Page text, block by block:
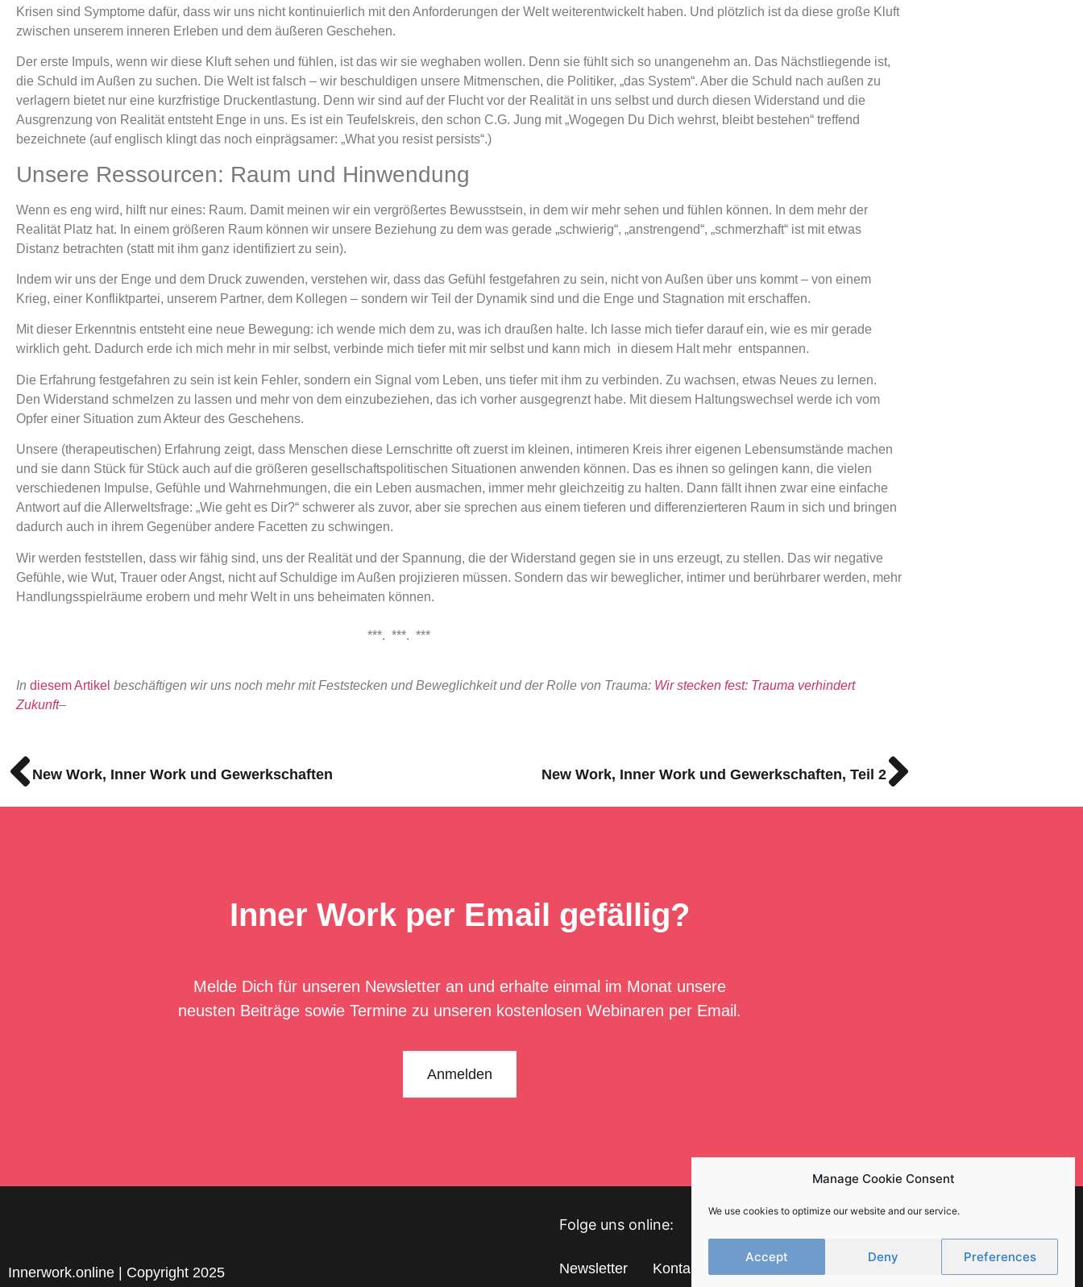
Manage Cookie Consent
We use cookies to optimize our website and our service.
Accept Deny Preferences
Krisen sind Symptome dafür, dass wir uns nicht kontinuierlich mit den Anforderungen der Welt weiterentwickelt haben. Und plötzlich ist da diese große Kluft
zwischen unserem inneren Erleben und dem äußeren Geschehen.
Der erste Impuls, wenn wir diese Kluft sehen und fühlen, ist das wir sie weghaben wollen. Denn sie fühlt sich so unangenehm an. Das Nächstliegende ist,
die Schuld im Außen zu suchen. Die Welt ist falsch – wir beschuldigen unsere Mitmenschen, die Politiker, „das System“. Aber die Schuld nach außen zu
verlagern bietet nur eine kurzfristige Druckentlastung. Denn wir sind auf der Flucht vor der Realität in uns selbst und durch diesen Widerstand und die
Ausgrenzung von Realität entsteht Enge in uns. Es ist ein Teufelskreis, den schon C.G. Jung mit „Wogegen Du Dich wehrst, bleibt bestehen“ treffend
bezeichnete (auf englisch klingt das noch einprägsamer: „What you resist persists“.)
Unsere Ressourcen: Raum und Hinwendung
Wenn es eng wird, hilft nur eines: Raum. Damit meinen wir ein vergrößertes Bewusstsein, in dem wir mehr sehen und fühlen können. In dem mehr der
Realität Platz hat. In einem größeren Raum können wir unsere Beziehung zu dem was gerade „schwierig“, „anstrengend“, „schmerzhaft“ ist mit etwas
Distanz betrachten (statt mit ihm ganz identifiziert zu sein).
Indem wir uns der Enge und dem Druck zuwenden, verstehen wir, dass das Gefühl festgefahren zu sein, nicht von Außen über uns kommt – von einem
Krieg, einer Konfliktpartei, unserem Partner, dem Kollegen – sondern wir Teil der Dynamik sind und die Enge und Stagnation mit erschaffen.
Mit dieser Erkenntnis entsteht eine neue Bewegung: ich wende mich dem zu, was ich draußen halte. Ich lasse mich tiefer darauf ein, wie es mir gerade
wirklich geht. Dadurch erde ich mich mehr in mir selbst, verbinde mich tiefer mit mir selbst und kann mich in diesem Halt mehr entspannen.
Die Erfahrung festgefahren zu sein ist kein Fehler, sondern ein Signal vom Leben, uns tiefer mit ihm zu verbinden. Zu wachsen, etwas Neues zu lernen.
Den Widerstand schmelzen zu lassen und mehr von dem einzubeziehen, das ich vorher ausgegrenzt habe. Mit diesem Haltungswechsel werde ich vom
Opfer einer Situation zum Akteur des Geschehens.
Unsere (therapeutischen) Erfahrung zeigt, dass Menschen diese Lernschritte oft zuerst im kleinen, intimeren Kreis ihrer eigenen Lebensumstände machen
und sie dann Stück für Stück auch auf die größeren gesellschaftspolitischen Situationen anwenden können. Das es ihnen so gelingen kann, die vielen
verschiedenen Impulse, Gefühle und Wahrnehmungen, die ein Leben ausmachen, immer mehr gleichzeitig zu halten. Dann fällt ihnen zwar eine einfache
Antwort auf die Allerweltsfrage: „Wie geht es Dir?“ schwerer als zuvor, aber sie sprechen aus einem tieferen und differenzierteren Raum in sich und bringen
dadurch auch in ihrem Gegenüber andere Facetten zu schwingen.
Wir werden feststellen, dass wir fähig sind, uns der Realität und der Spannung, die der Widerstand gegen sie in uns erzeugt, zu stellen. Das wir negative
Gefühle, wie Wut, Trauer oder Angst, nicht auf Schuldige im Außen projizieren müssen. Sondern das wir beweglicher, intimer und berührbarer werden, mehr
Handlungsspielräume erobern und mehr Welt in uns beheimaten können.
***. ***. ***
In diesem Artikel beschäftigen wir uns noch mehr mit Feststecken und Beweglichkeit und der Rolle von Trauma: Wir stecken fest: Trauma verhindert
Zukunft–
New Work, Inner Work und Gewerkschaften New Work, Inner Work und Gewerkschaften, Teil 2
Inner Work per Email gefällig?
Melde Dich für unseren Newsletter an und erhalte einmal im Monat unsere
neusten Beiträge sowie Termine zu unseren kostenlosen Webinaren per Email.
Anmelden
Innerwork.online | Copyright 2025 Newsletter Kontakt Impressum Datenschutz